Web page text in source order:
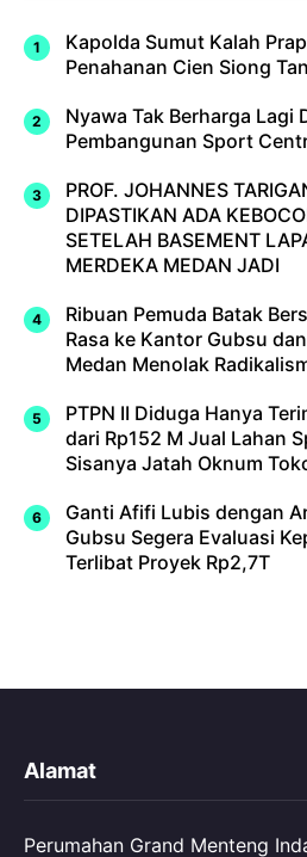
Kapolda Sumut Kalah
Penahanan Cien Siong
Nyawa Tak Berharga Lagi
Pembangunan Sport
PROF. JOHANNES
DIPASTIKAN ADA
SETELAH BASEMENT
MERDEKA MEDAN JADI
Ribuan Pemuda Batak
Rasa ke Kantor Gubsu
Medan Menolak
PTPN II Diduga Hanya
dari Rp152 M Jual Lahan
Sisanya Jatah Oknum
Ganti Afifi Lubis dengan
Gubsu Segera Evaluasi
Terlibat Proyek Rp2,7T
Alamat
Perumahan Grand Menteng